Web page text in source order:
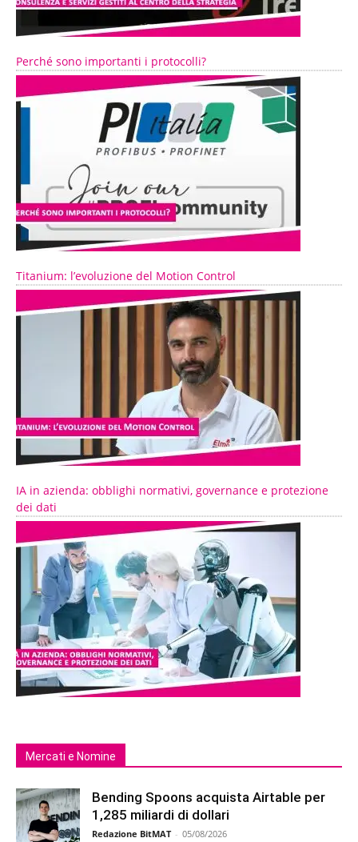
Perché sono importanti i protocolli?
Titanium: l’evoluzione del Motion Control
IA in azienda: obblighi normativi, governance e protezione
dei dati
Mercati e Nomine
Bending Spoons acquista Airtable per
1,285 miliardi di dollari
Redazione BitMAT - 05/08/2026